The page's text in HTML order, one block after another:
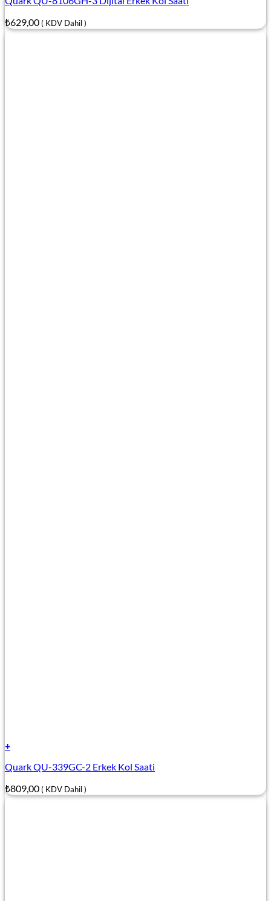
₺629,00( KDV Dahil )
+
Quark QU-339GC-2 Erkek Kol Saati
₺809,00( KDV Dahil )